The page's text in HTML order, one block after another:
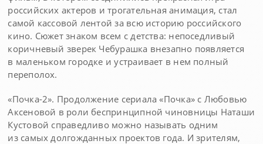
российских актеров и трогательная анимация, стал
самой кассовой лентой за всю историю российского
кино. Сюжет знаком всем с детства: непоседливый
коричневый зверек Чебурашка внезапно появляется
в маленьком городке и устраивает в нем полный
переполох.
«Почка-2». Продолжение сериала «Почка» с Любовью
Аксеновой в роли беспринципной чиновницы Наташи
Кустовой справедливо можно называть одним
из самых долгожданных проектов года. И зрителям,